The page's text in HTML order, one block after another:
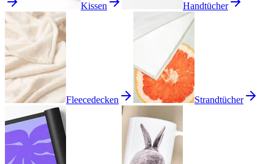
Kissen Handtücher
Fleecedecken Strandtücher